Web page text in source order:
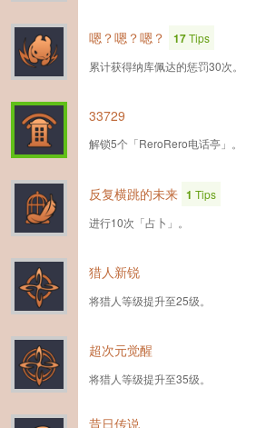
嗯？嗯？嗯？ 17Tips
累计获得纳库佩达的惩罚30次。
33729
解锁5个「ReroRero电话亭」。
反复横跳的未来 1 Tips
进行10次「占卜」。
猎人新锐
将猎人等级提升至25级。
超次元觉醒
将猎人等级提升至35级。
昔日传说